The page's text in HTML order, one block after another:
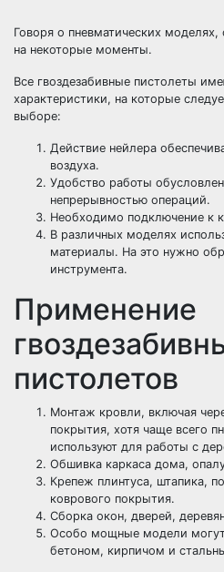
Говоря о пневматических
на некоторые моменты.
Все гвоздезабивные пистолеты
характеристики, на которые
выборе:
Действие нейлера
воздуха.
Удобство работы
непрерывностью операций.
Необходимо подключение к
В различных моделях
материалы. На это нужно
инструмента.
Применение
пистолетов
Монтаж кровли, включая
покрытия, хотя чаще всего
используют для работы с
Обшивка каркаса дома,
Крепеж плинтуса, штапика,
коврового покрытия.
Сборка окон, дверей,
Особо мощные модели
бетоном, кирпичом и